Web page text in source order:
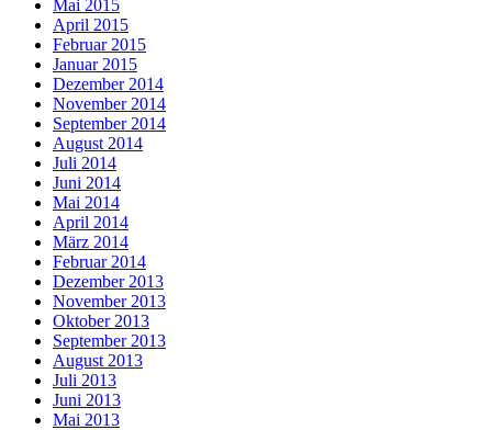
Mai 2015
April 2015
Februar 2015
Januar 2015
Dezember 2014
November 2014
September 2014
August 2014
Juli 2014
Juni 2014
Mai 2014
April 2014
März 2014
Februar 2014
Dezember 2013
November 2013
Oktober 2013
September 2013
August 2013
Juli 2013
Juni 2013
Mai 2013